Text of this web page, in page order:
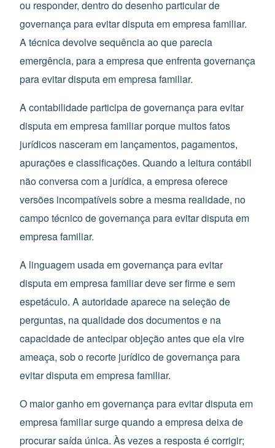
ou responder, dentro do desenho particular de
governança para evitar disputa em empresa familiar.
A técnica devolve sequência ao que parecia
emergência, para a empresa que enfrenta governança
para evitar disputa em empresa familiar.
A contabilidade participa de governança para evitar
disputa em empresa familiar porque muitos fatos
jurídicos nasceram em lançamentos, pagamentos,
apurações e classificações. Quando a leitura contábil
não conversa com a jurídica, a empresa oferece
versões incompatíveis sobre a mesma realidade, no
campo técnico de governança para evitar disputa em
empresa familiar.
A linguagem usada em governança para evitar
disputa em empresa familiar deve ser firme e sem
espetáculo. A autoridade aparece na seleção de
perguntas, na qualidade dos documentos e na
capacidade de antecipar objeção antes que ela vire
ameaça, sob o recorte jurídico de governança para
evitar disputa em empresa familiar.
O maior ganho em governança para evitar disputa em
empresa familiar surge quando a empresa deixa de
procurar saída única. Às vezes a resposta é corrigir;